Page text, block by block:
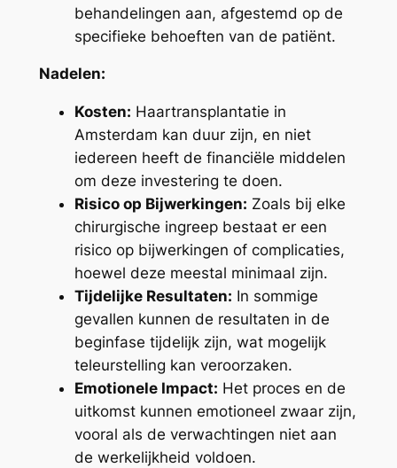
behandelingen aan, afgestemd op de
specifieke behoeften van de patiënt.
Nadelen:
Kosten: Haartransplantatie in
Amsterdam kan duur zijn, en niet
iedereen heeft de financiële middelen
om deze investering te doen.
Risico op Bijwerkingen: Zoals bij elke
chirurgische ingreep bestaat er een
risico op bijwerkingen of complicaties,
hoewel deze meestal minimaal zijn.
Tijdelijke Resultaten: In sommige
gevallen kunnen de resultaten in de
beginfase tijdelijk zijn, wat mogelijk
teleurstelling kan veroorzaken.
Emotionele Impact: Het proces en de
uitkomst kunnen emotioneel zwaar zijn,
vooral als de verwachtingen niet aan
de werkelijkheid voldoen.